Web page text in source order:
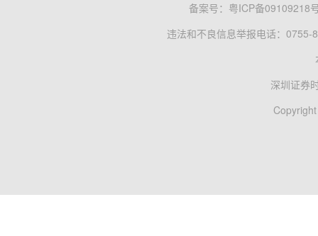
备案号： 粤ICP备09109218
违法和不良信息举报电话：0755-
深圳证券